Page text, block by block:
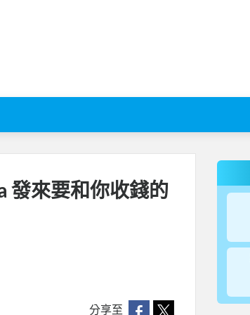
發來要和你收錢的
分享至